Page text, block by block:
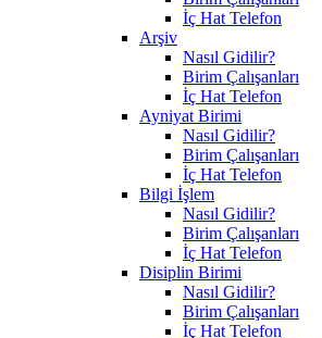
İç Hat Telefon
Arşiv
Nasıl Gidilir?
Birim Çalışanları
İç Hat Telefon
Ayniyat Birimi
Nasıl Gidilir?
Birim Çalışanları
İç Hat Telefon
Bilgi İşlem
Nasıl Gidilir?
Birim Çalışanları
İç Hat Telefon
Disiplin Birimi
Nasıl Gidilir?
Birim Çalışanları
İç Hat Telefon